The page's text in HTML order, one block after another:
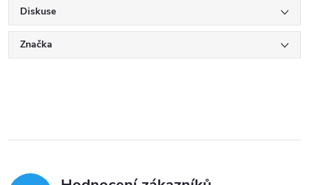
Diskuse
Značka